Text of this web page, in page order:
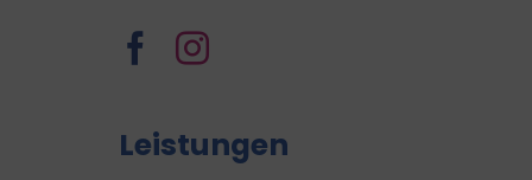
Leistungen